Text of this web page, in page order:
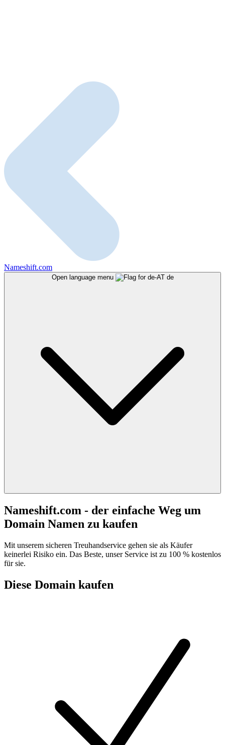
Nameshift.com
Open language menu de
Nameshift.com - der einfache Weg um
Domain Namen zu kaufen
Mit unserem sicheren Treuhandservice gehen sie als Käufer
keinerlei Risiko ein. Das Beste, unser Service ist zu 100 % kostenlos
für sie.
Diese Domain kaufen